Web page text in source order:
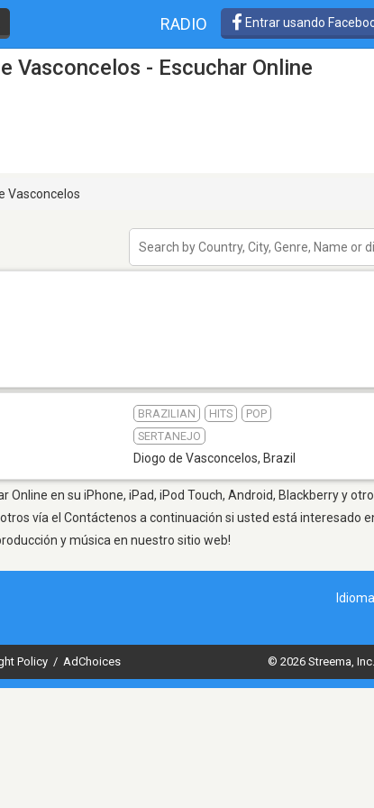
RADIO Entrar usando
Vasconcelos - Escuchar Online
Vasconcelos
BRAZILIAN HITS
POP
SERTANEJO
Diogo de Vasconcelos, Brazil
Online en su iPhone, iPad, iPod Touch, Android, Blackberry y
vía el Contáctenos a continuación si usted está interesado
y música en nuestro sitio web!
Policy / AdChoices © 2026 Streema,